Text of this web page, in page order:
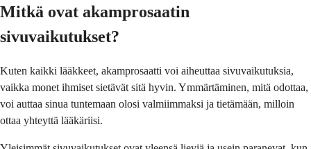
Mitkä ovat akamprosaatin
sivuvaikutukset?
Kuten kaikki lääkkeet, akamprosaatti voi aiheuttaa sivuvaikutuksia,
vaikka monet ihmiset sietävät sitä hyvin. Ymmärtäminen, mitä odottaa,
voi auttaa sinua tuntemaan olosi valmiimmaksi ja tietämään, milloin
ottaa yhteyttä lääkäriisi.